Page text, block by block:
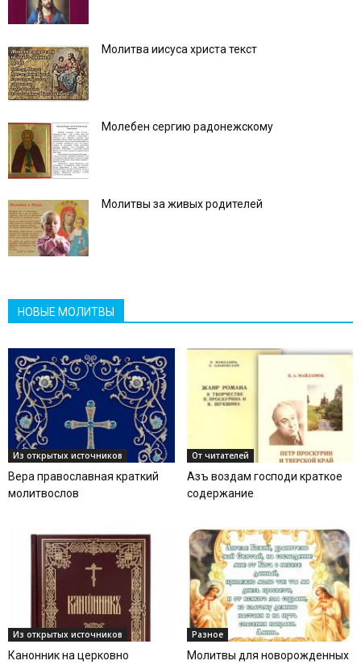
Молитва иисуса христа текст
Молебен сергию радонежскому
Молитвы за живых родителей
НОВЫЕ МОЛИТВЫ
Из открытых источников
Вера православная краткий
молитвослов
От читателей
Азъ воздам господи краткое
содержание
Из открытых источников
Канонник на церковно
Разное
Молитвы для новорожденных